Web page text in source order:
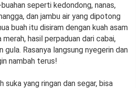
seperti kedondong, nanas,
dan jambu air yang dipotong
buah itu disiram dengan kuah asam
hasil perpaduan dari cabai,
gula. Rasanya langsung nyegerin dan
nambah terus!
suka yang ringan dan segar, bisa